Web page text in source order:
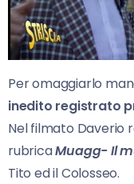
Per omaggiarlo
inedito registrato
Nel filmato Daverio
rubricaMuagg- Il
Tito ed il Colosseo.